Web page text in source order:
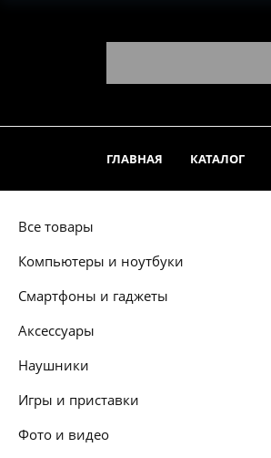
ГЛАВНАЯ КАТАЛОГ
Все товары
Компьютеры и ноутбуки
Смартфоны и гаджеты
Аксессуары
Наушники
Игры и приставки
Фото и видео